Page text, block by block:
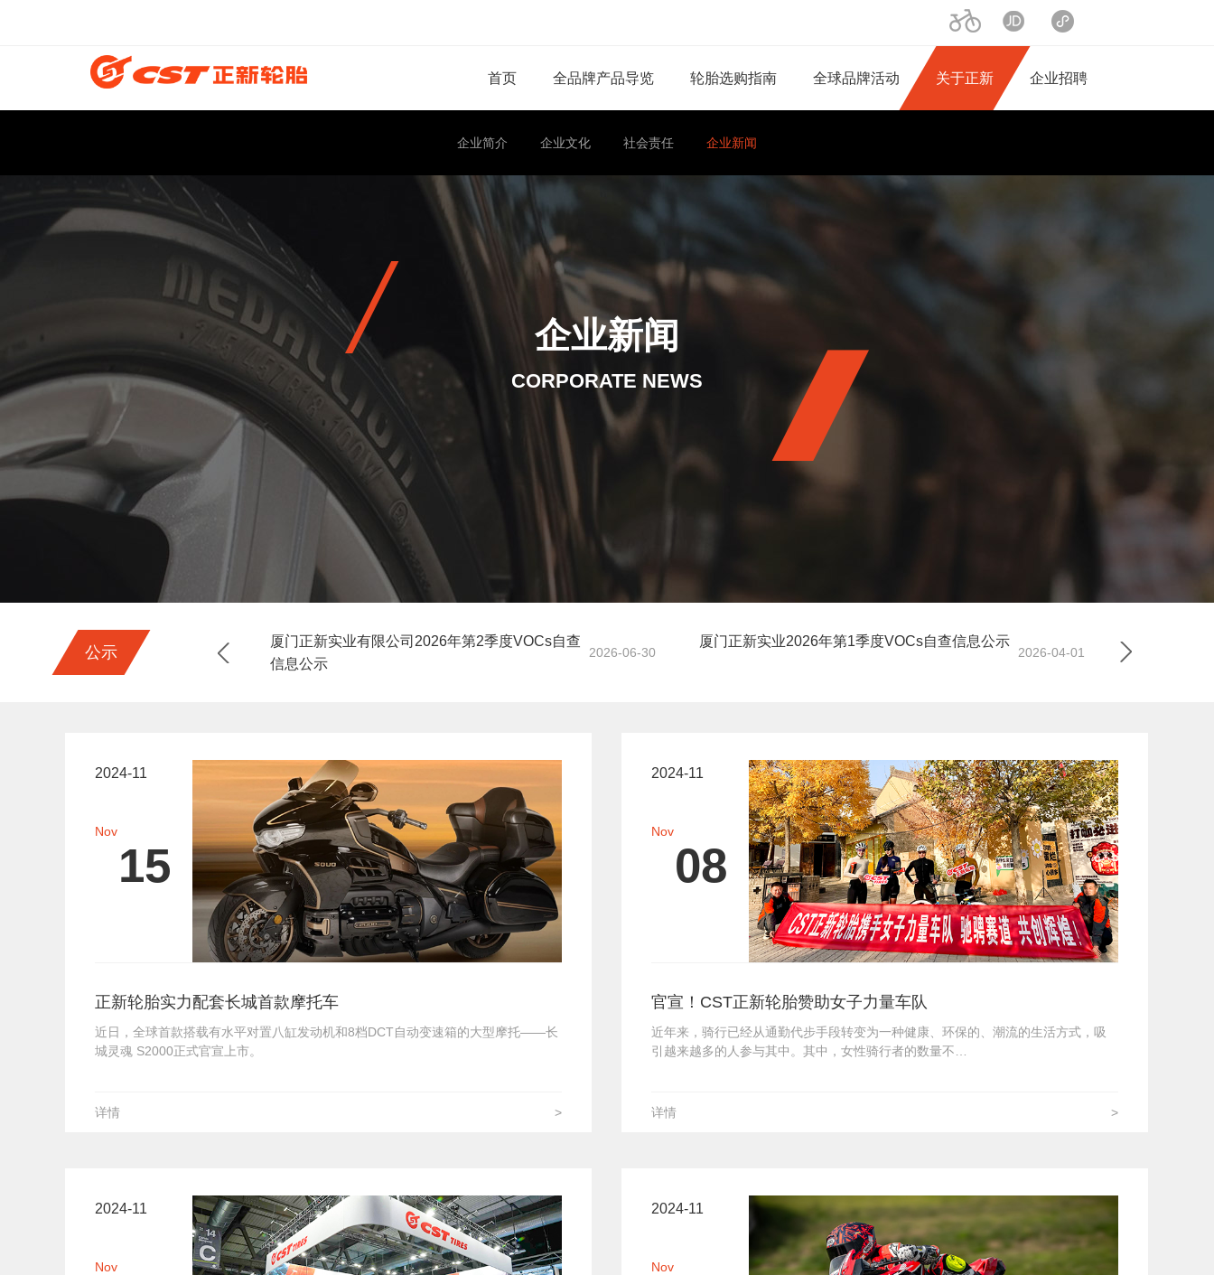
京东旗舰店
首页 全品牌产品导览 轮胎选购指南 全球品牌活动 关于正新 企业招聘
企业简介 企业文化 社会责任 企业新闻
企业新闻
CORPORATE NEWS
公示
度环境检测信息公示
2025-08-01
厦门正新实业有限公司2026年第2季度VOCs自查
信息公示
2026-06-30
厦门正新实业2026年第1季度VOCs自查信息公示
2026-04-01
2024-11
Nov
15
正新轮胎实力配套长城首款摩托车
近日，全球首款搭载有水平对置八缸发动机和8档DCT自动变速箱的大型摩托——长
城灵魂 S2000正式官宣上市。
详情 >
2024-11
Nov
08
官宣！CST正新轮胎赞助女子力量车队
近年来，骑行已经从通勤代步手段转变为一种健康、环保的、潮流的生活方式，吸
引越来越多的人参与其中。其中，女性骑行者的数量不…
详情 >
2024-11
Nov
2024-11
Nov